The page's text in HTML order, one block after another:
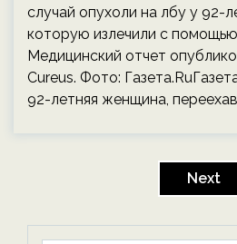
случай опухоли на лбу у 92-
которую излечили с
Медицинский отчет
Cureus. Фото:
92-летняя женщина,
Next